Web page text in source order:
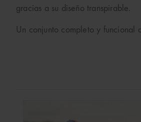
gracias a su diseño transpirable.
Un conjunto completo y funcional